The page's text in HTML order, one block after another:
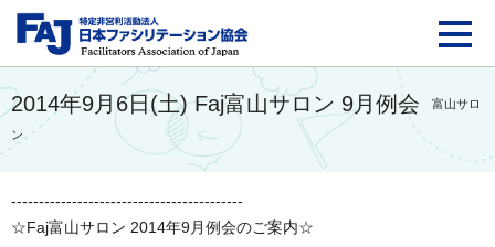
FAJ：特定非営利活動
2014年9月6日(土) Faj富山サロン 9月例会 富山サロ
ン
------------------------------------------
☆Faj富山サロン 2014年9月例会のご案内☆